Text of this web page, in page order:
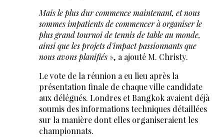
Mais le plus dur commence maintenant, et nous
sommes impatients de commencer à organiser le
plus grand tournoide tennis de table au monde,
ainsi que les projets d'impact passionnants que
nous avons planifiés», a ajouté M. Christy.
Le vote de la réunion a eu lieu après la
présentation finale de chaque ville candidate
aux délégués. Londres et Bangkok avaient déjà
soumis des informations techniques détaillées
sur la manière dont elles organiseraient les
championnats.